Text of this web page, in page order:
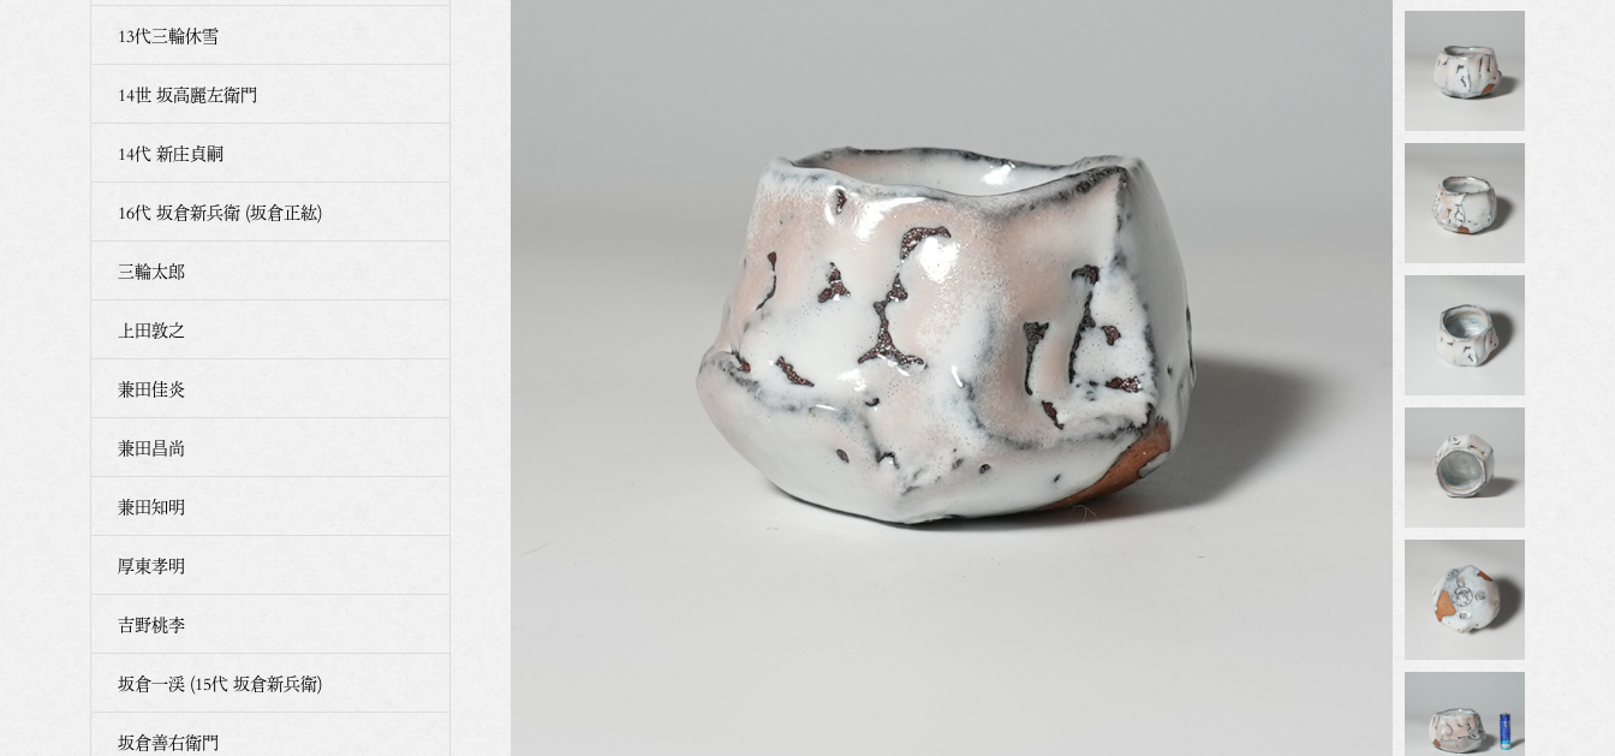
13代三輪休雪
14世 坂高麗左衛門
14代 新庄貞嗣
16代 坂倉新兵衛 (坂倉正紘)
三輪太郎
上田敦之
兼田佳炎
兼田昌尚
兼田知明
厚東孝明
吉野桃李
坂倉一渓 (15代 坂倉新兵衛)
坂倉善右衛門